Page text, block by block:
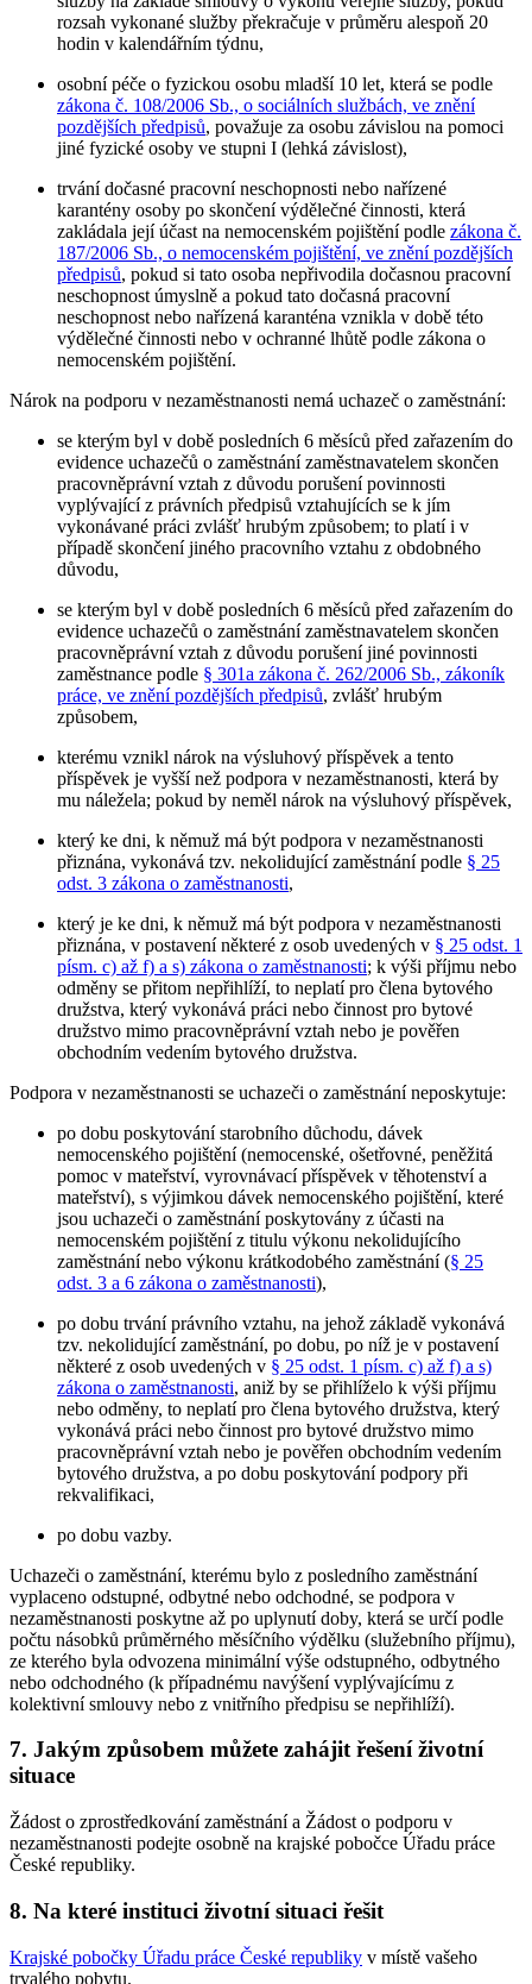
rozsah vykonané služby překračuje v průměru alespoň 20
hodin v kalendářním týdnu,
osobní péče o fyzickou osobu mladší 10 let, která se podle
zákona č. 108/2006 Sb., o sociálních službách, ve znění
pozdějších předpisů, považuje za osobu závislou na pomoci
jiné fyzické osoby ve stupni I (lehká závislost),
trvání dočasné pracovní neschopnosti nebo nařízené
karantény osoby po skončení výdělečné činnosti, která
zakládala její účast na nemocenském pojištění podle zákona č.
187/2006 Sb., o nemocenském pojištění, ve znění pozdějších
předpisů, pokud si tato osoba nepřivodila dočasnou pracovní
neschopnost úmyslně a pokud tato dočasná pracovní
neschopnost nebo nařízená karanténa vznikla v době této
výdělečné činnosti nebo v ochranné lhůtě podle zákona o
nemocenském pojištění.
Nárok na podporu v nezaměstnanosti nemá uchazeč o zaměstnání:
se kterým byl v době posledních 6 měsíců před zařazením do
evidence uchazečů o zaměstnání zaměstnavatelem skončen
pracovněprávní vztah z důvodu porušení povinnosti
vyplývající z právních předpisů vztahujících se k jím
vykonávané práci zvlášť hrubým způsobem; to platí i v
případě skončení jiného pracovního vztahu z obdobného
důvodu,
se kterým byl v době posledních 6 měsíců před zařazením do
evidence uchazečů o zaměstnání zaměstnavatelem skončen
pracovněprávní vztah z důvodu porušení jiné povinnosti
zaměstnance podle § 301a zákona č. 262/2006 Sb., zákoník
práce, ve znění pozdějších předpisů, zvlášť hrubým
způsobem,
kterému vznikl nárok na výsluhový příspěvek a tento
příspěvek je vyšší než podpora v nezaměstnanosti, která by
mu náležela; pokud by neměl nárok na výsluhový příspěvek,
který ke dni, k němuž má být podpora v nezaměstnanosti
přiznána, vykonává tzv. nekolidující zaměstnání podle § 25
odst. 3 zákona o zaměstnanosti,
který je ke dni, k němuž má být podpora v nezaměstnanosti
přiznána, v postavení některé z osob uvedených v § 25 odst. 1
písm. c) až f) a s) zákona o zaměstnanosti; k výši příjmu nebo
odměny se přitom nepřihlíží, to neplatí pro člena bytového
družstva, který vykonává práci nebo činnost pro bytové
družstvo mimo pracovněprávní vztah nebo je pověřen
obchodním vedením bytového družstva.
Podpora v nezaměstnanosti se uchazeči o zaměstnání neposkytuje:
po dobu poskytování starobního důchodu, dávek
nemocenského pojištění (nemocenské, ošetřovné, peněžitá
pomoc v mateřství, vyrovnávací příspěvek v těhotenství a
mateřství), s výjimkou dávek nemocenského pojištění, které
jsou uchazeči o zaměstnání poskytovány z účasti na
nemocenském pojištění z titulu výkonu nekolidujícího
zaměstnání nebo výkonu krátkodobého zaměstnání (§ 25
odst. 3 a 6 zákona o zaměstnanosti),
po dobu trvání právního vztahu, na jehož základě vykonává
tzv. nekolidující zaměstnání, po dobu, po níž je v postavení
některé z osob uvedených v § 25 odst. 1 písm. c) až f) a s)
zákona o zaměstnanosti, aniž by se přihlíželo k výši příjmu
nebo odměny, to neplatí pro člena bytového družstva, který
vykonává práci nebo činnost pro bytové družstvo mimo
pracovněprávní vztah nebo je pověřen obchodním vedením
bytového družstva, a po dobu poskytování podpory při
rekvalifikaci,
po dobu vazby.
Uchazeči o zaměstnání, kterému bylo z posledního zaměstnání
vyplaceno odstupné, odbytné nebo odchodné, se podpora v
nezaměstnanosti poskytne až po uplynutí doby, která se určí podle
počtu násobků průměrného měsíčního výdělku (služebního příjmu),
ze kterého byla odvozena minimální výše odstupného, odbytného
nebo odchodného (k případnému navýšení vyplývajícímu z
kolektivní smlouvy nebo z vnitřního předpisu se nepřihlíží).
7. Jakým způsobem můžete zahájit řešení životní
situace
Žádost o zprostředkování zaměstnání a Žádost o podporu v
nezaměstnanosti podejte osobně na krajské pobočce Úřadu práce
České republiky.
8. Na které instituci životní situaci řešit
Krajské pobočky Úřadu práce České republiky v místě vašeho
trvalého pobytu.